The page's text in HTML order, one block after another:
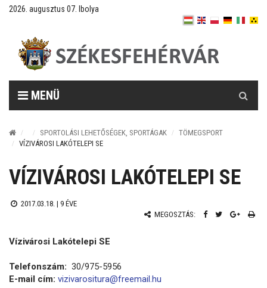
2026. augusztus 07. Ibolya
MENÜ
SPORTOLÁSI LEHETŐSÉGEK, SPORTÁGAK
TÖMEGSPORT
VÍZIVÁROSI LAKÓTELEPI SE
VÍZIVÁROSI LAKÓTELEPI SE
2017.03.18. | 9 ÉVE
MEGOSZTÁS:
Vízivárosi Lakótelepi SE
Telefonszám: 30/975-5956
E-mail cím: vizivarositura@freemail.hu